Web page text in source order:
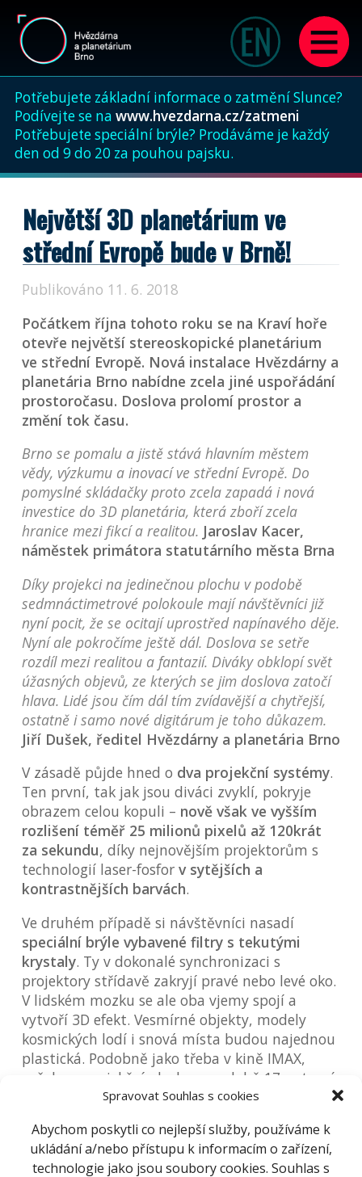
Spravovat Souhlas s cookies
Abychom poskytli co nejlepší služby, používáme k
ukládání a/nebo přístupu k informacím o zařízení,
technologie jako jsou soubory cookies. Souhlas s
Potřebujete základní informace o zatmění Slunce?
Podívejte se na www.hvezdarna.cz/zatmeni
Potřebujete speciální brýle? Prodáváme je každý
den od 9 do 20 za pouhou pajsku.
Největší 3D planetárium ve
střední Evropě bude v Brně!
Publikováno 11. 6. 2018
Počátkem října tohoto roku se na Kraví hoře
otevře největší stereoskopické planetárium
ve střední Evropě. Nová instalace Hvězdárny a
planetária Brno nabídne zcela jiné uspořádání
prostoročasu. Doslova prolomí prostor a
změní tok času.
Brno se pomalu a jistě stává hlavním městem
vědy, výzkumu a inovací ve střední Evropě. Do
pomyslné skládačky proto zcela zapadá i nová
investice do 3D planetária, která zboří zcela
hranice mezi fikcí a realitou. Jaroslav Kacer,
náměstek primátora statutárního města Brna
Díky projekci na jedinečnou plochu v podobě
sedmnáctimetrové polokoule mají návštěvníci již
nyní pocit, že se ocitají uprostřed napínavého děje.
Nyní ale pokročíme ještě dál. Doslova se setře
rozdíl mezi realitou a fantazií. Diváky obklopí svět
úžasných objevů, ze kterých se jim doslova zatočí
hlava. Lidé jsou čím dál tím zvídavější a chytřejší,
ostatně i samo nové digitárum je toho důkazem.
Jiří Dušek, ředitel Hvězdárny a planetária Brno
V zásadě půjde hned o dva projekční systémy.
Ten první, tak jak jsou diváci zvyklí, pokryje
obrazem celou kopuli – nově však ve vyšším
rozlišení téměř 25 milionů pixelů až 120krát
za sekundu, díky nejnovějším projektorům s
technologií laser-fosfor v sytějších a
kontrastnějších barvách.
Ve druhém případě si návštěvníci nasadí
speciální brýle vybavené filtry s tekutými
krystaly. Ty v dokonalé synchronizaci s
projektory střídavě zakryjí pravé nebo levé oko.
V lidském mozku se ale oba vjemy spojí a
vytvoří 3D efekt. Vesmírné objekty, modely
kosmických lodí i snová místa budou najednou
plastická. Podobně jako třeba v kině IMAX,
avšak na projekční plochu v podobě 17metrové
Že půjde o jedinečné technické řešení,
naznačují i následující čísla: